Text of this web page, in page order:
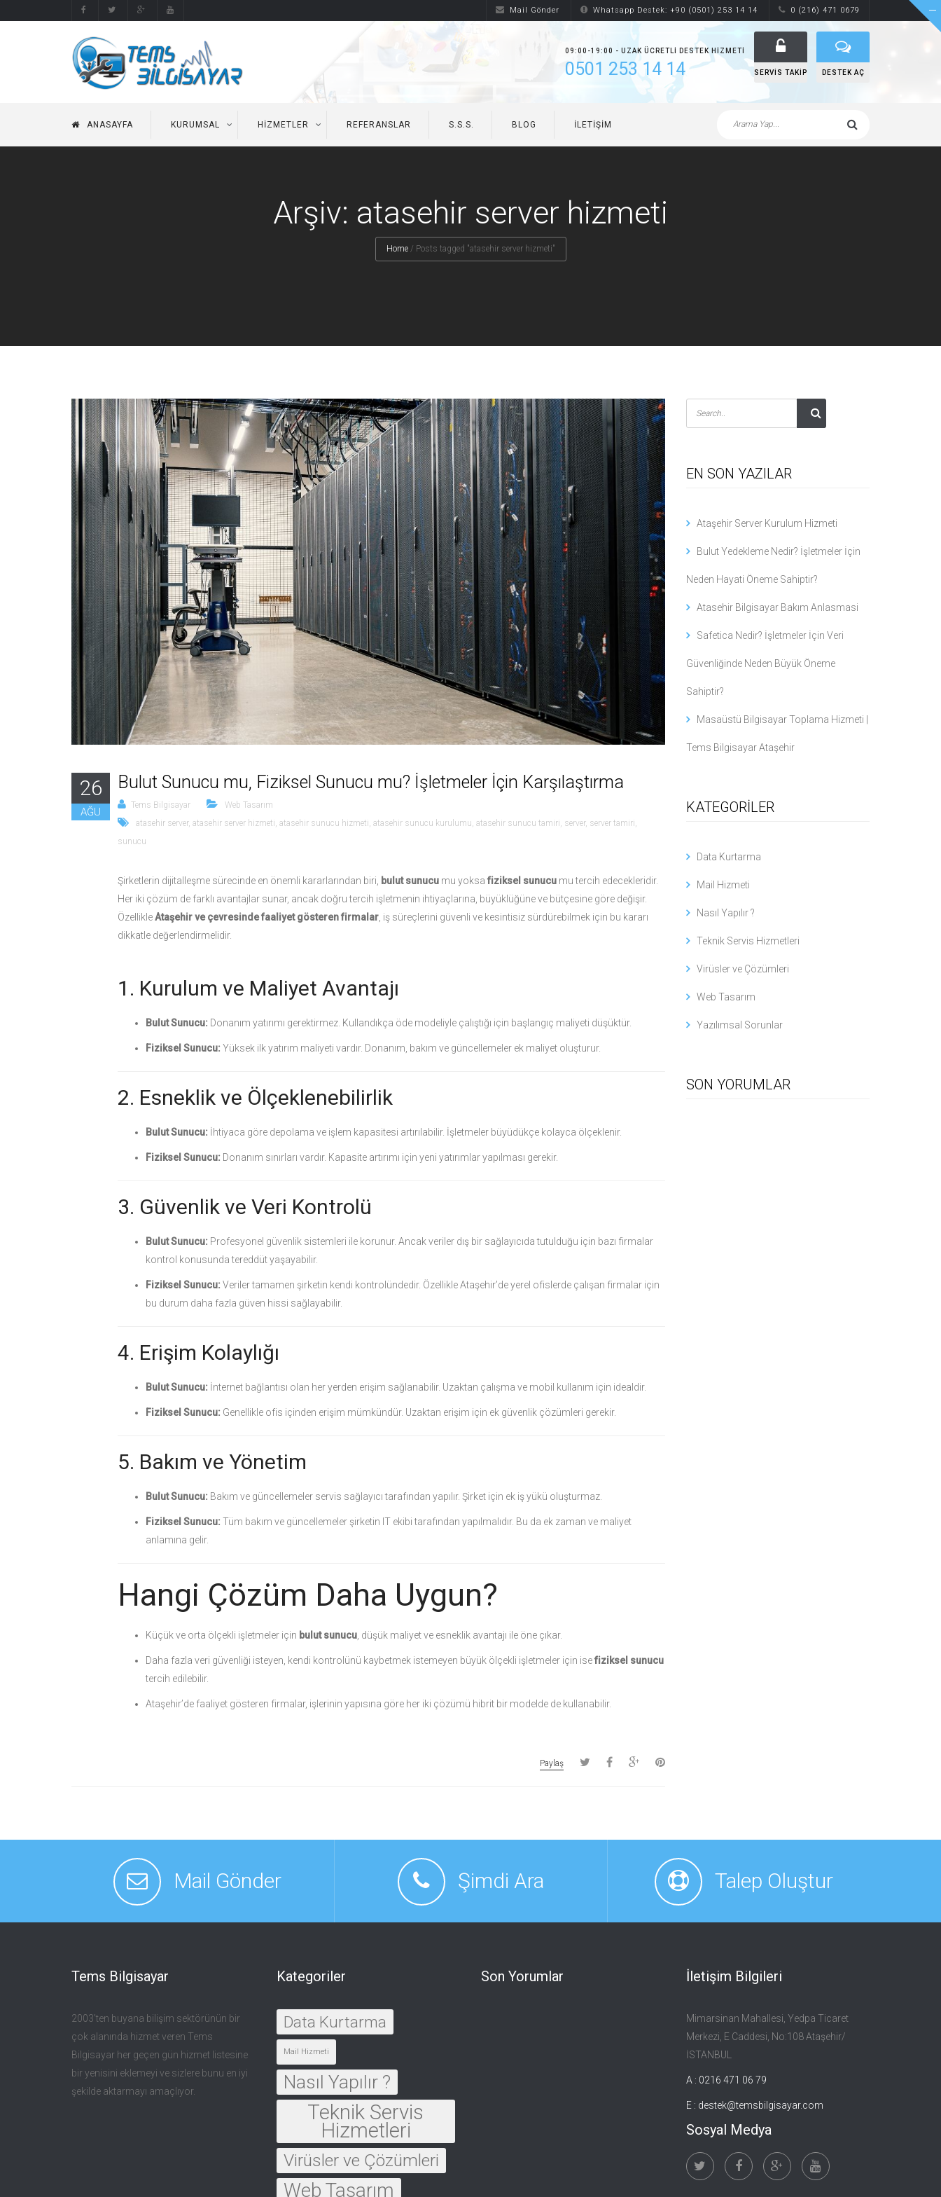
Mail Gönder Whatsapp Destek: +90 (0501) 253 14 14 0 (216) 471 0679
09:00-19:00 - UZAK ÜCRETLI DESTEK HIZMETI
0501 253 14 14 SERVIS TAKIP DESTEK AÇ
ANASAYFA KURUMSAL HIZMETLER REFERANSLAR S.S.S. BLOG İLETIŞIM
Arşiv: atasehir server hizmeti
Home / Posts tagged "atasehir server hizmeti"
26
AĞU
Bulut Sunucu mu, Fiziksel Sunucu mu? İşletmeler İçin Karşılaştırma
Tems Bilgisayar
Web Tasarım
atasehir server, atasehir server hizmeti, atasehir sunucu hizmeti, atasehir sunucu kurulumu, atasehir sunucu tamiri, server, server tamiri,
sunucu
Şirketlerin dijitalleşme sürecinde en önemli kararlarından biri, bulut sunucu mu yoksa fiziksel sunucu mu tercih edecekleridir.
Her iki çözüm de farklı avantajlar sunar, ancak doğru tercih işletmenin ihtiyaçlarına, büyüklüğüne ve bütçesine göre değişir.
ÖzellikleAtaşehir ve çevresinde faaliyet gösteren firmalar, iş süreçlerini güvenli ve kesintisiz sürdürebilmek için bu kararı
dikkatle değerlendirmelidir.
1. Kurulum ve Maliyet Avantajı
Bulut Sunucu: Donanım yatırımı gerektirmez. Kullandıkça öde modeliyle çalıştığı için başlangıç maliyeti düşüktür.
Fiziksel Sunucu: Yüksek ilk yatırım maliyeti vardır. Donanım, bakım ve güncellemeler ek maliyet oluşturur.
2. Esneklik ve Ölçeklenebilirlik
Bulut Sunucu: İhtiyaca göre depolama ve işlem kapasitesi artırılabilir. İşletmeler büyüdükçe kolayca ölçeklenir.
Fiziksel Sunucu: Donanım sınırları vardır. Kapasite artırımı için yeni yatırımlar yapılması gerekir.
3. Güvenlik ve Veri Kontrolü
Bulut Sunucu: Profesyonel güvenlik sistemleri ile korunur. Ancak veriler dış bir sağlayıcıda tutulduğu için bazı firmalar
kontrol konusunda tereddüt yaşayabilir.
Fiziksel Sunucu: Veriler tamamen şirketin kendi kontrolündedir. Özellikle Ataşehir’de yerel ofislerde çalışan firmalar için
bu durum daha fazla güven hissi sağlayabilir.
4. Erişim Kolaylığı
Bulut Sunucu: İnternet bağlantısı olan her yerden erişim sağlanabilir. Uzaktan çalışma ve mobil kullanım için idealdir.
Fiziksel Sunucu: Genellikle ofis içinden erişim mümkündür. Uzaktan erişim için ek güvenlik çözümleri gerekir.
5. Bakım ve Yönetim
Bulut Sunucu: Bakım ve güncellemeler servis sağlayıcı tarafından yapılır. Şirket için ek iş yükü oluşturmaz.
Fiziksel Sunucu: Tüm bakım ve güncellemeler şirketin IT ekibi tarafından yapılmalıdır. Bu da ek zaman ve maliyet
anlamına gelir.
Hangi Çözüm Daha Uygun?
Küçük ve orta ölçekli işletmeler için bulut sunucu, düşük maliyet ve esneklik avantajı ile öne çıkar.
Daha fazla veri güvenliği isteyen, kendi kontrolünü kaybetmek istemeyen büyük ölçekli işletmeler için isefiziksel sunucu
tercih edilebilir.
Ataşehir’de faaliyet gösteren firmalar, işlerinin yapısına göre her iki çözümü hibrit bir modelde de kullanabilir.
Paylaş
EN SON YAZILAR
Ataşehir Server Kurulum Hizmeti
Bulut Yedekleme Nedir? İşletmeler İçin
Neden Hayati Öneme Sahiptir?
Atasehir Bilgisayar Bakım Anlasmasi
Safetica Nedir? İşletmeler İçin Veri
Güvenliğinde Neden Büyük Öneme
Sahiptir?
Masaüstü Bilgisayar Toplama Hizmeti |
Tems Bilgisayar Ataşehir
KATEGORİLER
Data Kurtarma
Mail Hizmeti
Nasıl Yapılır ?
Teknik Servis Hizmetleri
Virüsler ve Çözümleri
Web Tasarım
Yazılımsal Sorunlar
SON YORUMLAR
Mail Gönder Şimdi Ara Talep Oluştur
Tems Bilgisayar
2003’ten buyana bilişim sektörünün bir
çok alanında hizmet veren Tems
Bilgisayar her geçen gün hizmet listesine
bir yenisini eklemeyi ve sizlere bunu en iyi
şekilde aktarmayı amaçlıyor.
Kategoriler
Data Kurtarma
Mail Hizmeti
Nasıl Yapılır ?
Teknik Servis
Hizmetleri
Virüsler ve Çözümleri
Web Tasarım
Son Yorumlar İletişim Bilgileri
Mimarsinan Mahallesi, Yedpa Ticaret
Merkezi, E Caddesi, No:108 Ataşehir/
İSTANBUL
A : 0216 471 06 79
E : destek@temsbilgisayar.com
Sosyal Medya